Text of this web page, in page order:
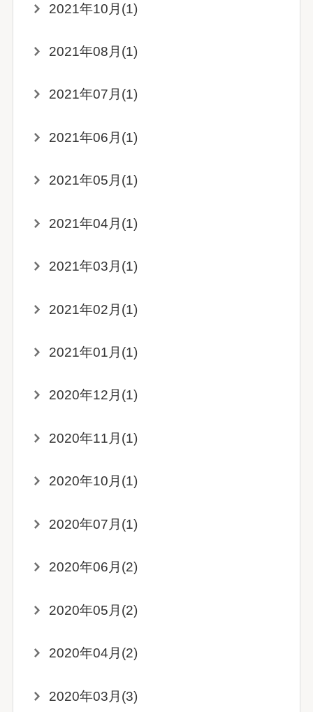
2021年10月(1)
2021年08月(1)
2021年07月(1)
2021年06月(1)
2021年05月(1)
2021年04月(1)
2021年03月(1)
2021年02月(1)
2021年01月(1)
2020年12月(1)
2020年11月(1)
2020年10月(1)
2020年07月(1)
2020年06月(2)
2020年05月(2)
2020年04月(2)
2020年03月(3)